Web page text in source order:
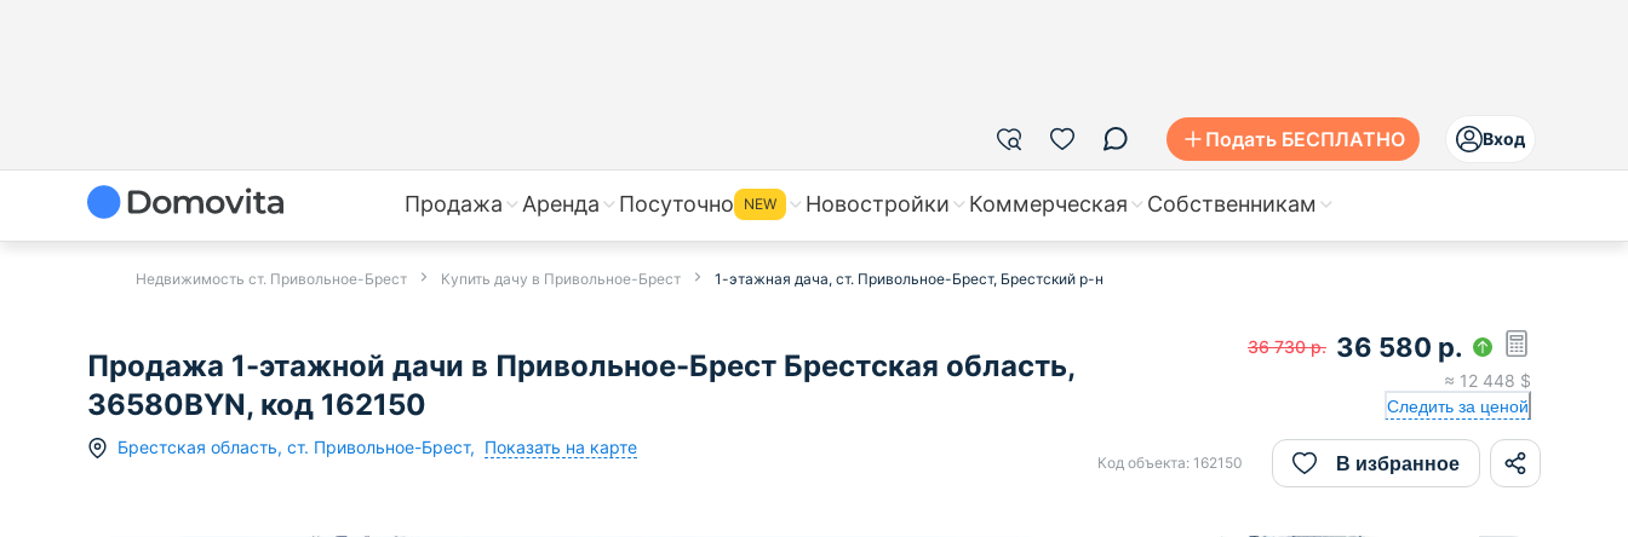
Подать БЕСПЛАТНО Вход
Продажа Аренда Посуточно NEW Новостройки Коммерческая Собственникам
Недвижимость ст. Привольное-Брест Купить дачу в Привольное-Брест 1-этажная дача, ст. Привольное-Брест, Брестский р-н
Продажа 1-этажной дачи в Привольное-Брест Брестская область,
36580BYN, код 162150
Брестская область, ст. Привольное-Брест, Показать на карте
36 730 р. 36 580 р.
≈ 12 448 $
Следить за ценой
Код объекта: 162150 В избранное